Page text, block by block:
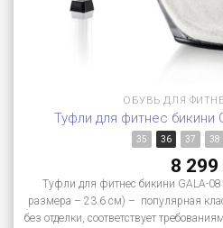
ОБУВЬ ДЛЯ
Туфли для фитнес бикини
35 36 37 38
8 299
Туфли для фитнес бикини GALA-
размера – 23.6 см) – популярная
без отделки, соответствует